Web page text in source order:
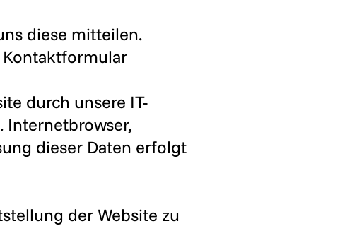
diese mitteilen.
Kontaktformular
durch unsere IT-
Internetbrowser,
dieser Daten erfolgt
der Website zu